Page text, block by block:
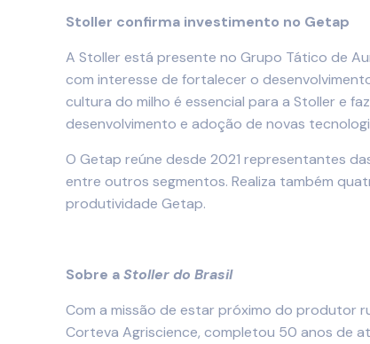
Stoller confirma investimento no Getap
A Stoller está presente no Grupo Tático de
com interesse de fortalecer o
cultura do milho é essencial para a Stoller e
desenvolvimento e adoção de novas
O Getap reúne desde 2021 representantes
entre outros segmentos. Realiza também
produtividade Getap.
Sobre aStoller do Brasil
Com a missão de estar próximo do produtor
Corteva Agriscience, completou 50 anos de